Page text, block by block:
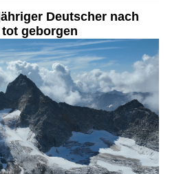
Deutscher nach
geborgen